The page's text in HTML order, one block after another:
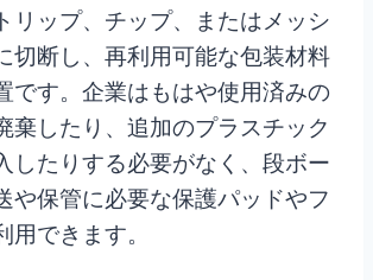
リップ、チップ、またはメッシ
切断し、再利用可能な包装材料
です。企業はもはや使用済みの
棄したり、追加のプラスチック
したりする必要がなく、段ボー
や保管に必要な保護パッドやフ
用できます。